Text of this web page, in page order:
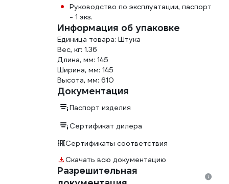
Руководство по эксплуатации, паспорт
- 1 экз.
Информация об упаковке
Единица товара: Штука
Вес, кг: 1.36
Длина, мм: 145
Ширина, мм: 145
Высота, мм: 610
Документация
Паспорт изделия
Сертификат дилера
Сертификаты соответствия
Скачать всю документацию
Разрешительная